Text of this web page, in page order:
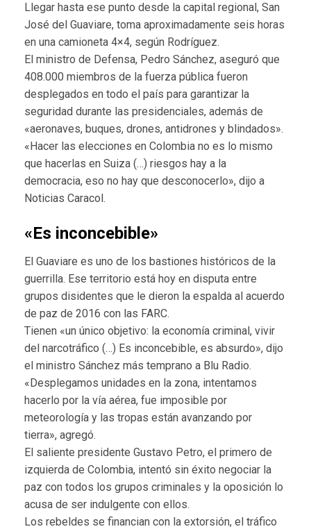
Llegar hasta ese punto desde la capital regional, San
José del Guaviare, toma aproximadamente seis horas
en una camioneta 4×4, según Rodríguez.
El ministro de Defensa, Pedro Sánchez, aseguró que
408.000 miembros de la fuerza pública fueron
desplegados en todo el país para garantizar la
seguridad durante las presidenciales, además de
«aeronaves, buques, drones, antidrones y blindados».
«Hacer las elecciones en Colombia no es lo mismo
que hacerlas en Suiza (…) riesgos hay a la
democracia, eso no hay que desconocerlo», dijo a
Noticias Caracol.
«Es inconcebible»
El Guaviare es uno de los bastiones históricos de la
guerrilla. Ese territorio está hoy en disputa entre
grupos disidentes que le dieron la espalda al acuerdo
de paz de 2016 con las FARC.
Tienen «un único objetivo: la economía criminal, vivir
del narcotráfico (…) Es inconcebible, es absurdo», dijo
el ministro Sánchez más temprano a Blu Radio.
«Desplegamos unidades en la zona, intentamos
hacerlo por la vía aérea, fue imposible por
meteorología y las tropas están avanzando por
tierra», agregó.
El saliente presidente Gustavo Petro, el primero de
izquierda de Colombia, intentó sin éxito negociar la
paz con todos los grupos criminales y la oposición lo
acusa de ser indulgente con ellos.
Los rebeldes se financian con la extorsión, el tráfico